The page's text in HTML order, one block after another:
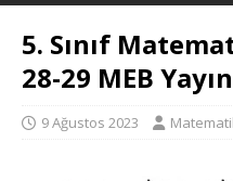
5. Sınıf
28-29 MEB
9 Ağustos 2023